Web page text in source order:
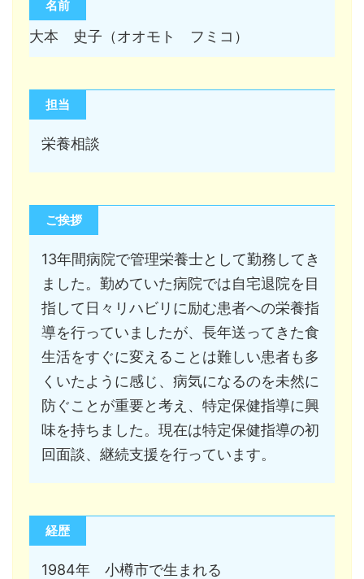
名前
大本 史子（オオモト フミコ）
担当
栄養相談
ご挨拶
13年間病院で管理栄養士として勤務してき
ました。勤めていた病院では自宅退院を目
指して日々リハビリに励む患者への栄養指
導を行っていましたが、長年送ってきた食
生活をすぐに変えることは難しい患者も多
くいたように感じ、病気になるのを未然に
防ぐことが重要と考え、特定保健指導に興
味を持ちました。現在は特定保健指導の初
回面談、継続支援を行っています。
経歴
1984年 小樽市で生まれる